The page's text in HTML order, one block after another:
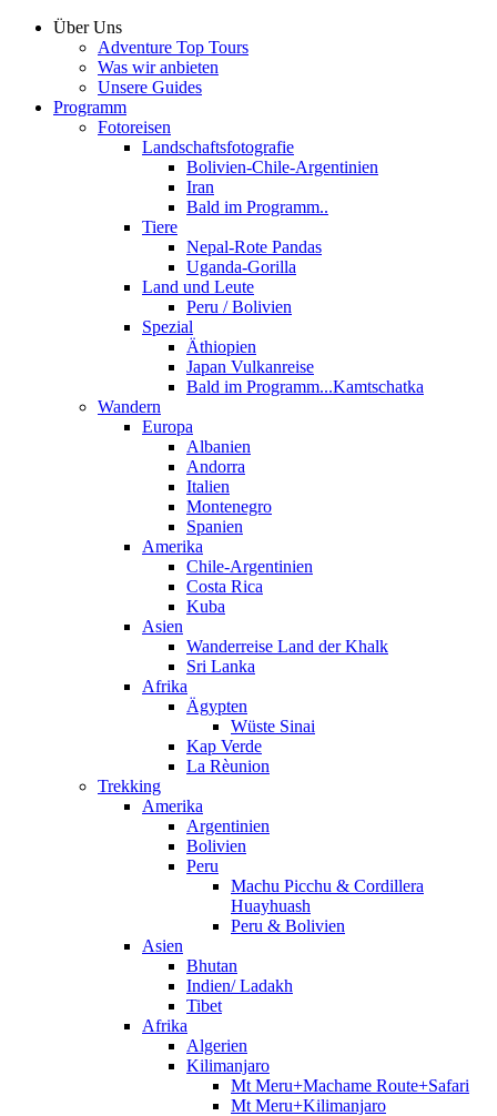
Über Uns
Adventure Top Tours
Was wir anbieten
Unsere Guides
Programm
Fotoreisen
Landschaftsfotografie
Bolivien-Chile-Argentinien
Iran
Bald im Programm..
Tiere
Nepal-Rote Pandas
Uganda-Gorilla
Land und Leute
Peru / Bolivien
Spezial
Äthiopien
Japan Vulkanreise
Bald im Programm...Kamtschatka
Wandern
Europa
Albanien
Andorra
Italien
Montenegro
Spanien
Amerika
Chile-Argentinien
Costa Rica
Kuba
Asien
Wanderreise Land der Khalk
Sri Lanka
Afrika
Ägypten
Wüste Sinai
Kap Verde
La Rèunion
Trekking
Amerika
Argentinien
Bolivien
Peru
Machu Picchu & Cordillera
Huayhuash
Peru & Bolivien
Asien
Bhutan
Indien/ Ladakh
Tibet
Afrika
Algerien
Kilimanjaro
Mt Meru+Machame Route+Safari
Mt Meru+Kilimanjaro